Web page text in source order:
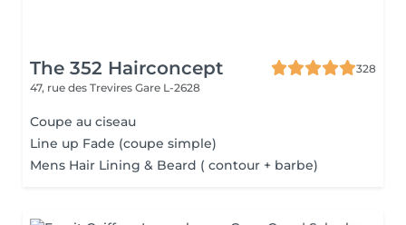
The 352 Hairconcept
328
47, rue des Trevires Gare L-2628
Coupe au ciseau
Line up Fade (coupe simple)
Mens Hair Lining & Beard ( contour + barbe)